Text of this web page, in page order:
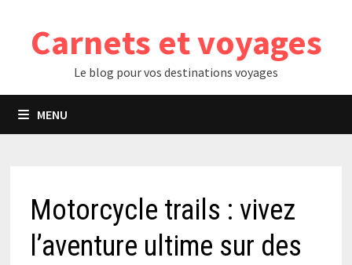
contenuCarnets et voyages
Le blog pour vos destinations voyages
MENU
Motorcycle trails : vivez
l’aventure ultime sur des